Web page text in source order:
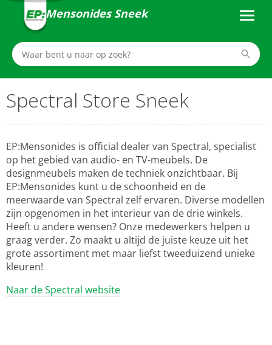
Mensonides Sneek
Spectral Store Sneek
EP:Mensonides is official dealer van Spectral, specialist
op het gebied van audio- en TV-meubels. De
designmeubels maken de techniek onzichtbaar. Bij
EP:Mensonides kunt u de schoonheid en de
meerwaarde van Spectral zelf ervaren. Diverse modellen
zijn opgenomen in het interieur van de drie winkels.
Heeft u andere wensen? Onze medewerkers helpen u
graag verder. Zo maakt u altijd de juiste keuze uit het
grote assortiment met maar liefst tweeduizend unieke
kleuren!
Naar de Spectral website